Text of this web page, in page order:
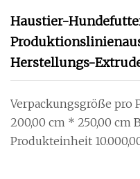
Haustier-
Herstellungs-
Verpackungsgröße pro
200,00 cm * 250,00 cm
Produkteinheit